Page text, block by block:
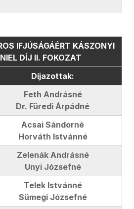
IFJÚSÁGÁÉRT KÁSZONYI
DÍJ II. FOKOZAT
Díjazottak:
Feth Andrásné
Dr. Füredi Árpádné
Acsai Sándorné
Horváth Istvánné
Zelenák Andrásné
Unyi Józsefné
Telek Istvánné
Sümegi Józsefné